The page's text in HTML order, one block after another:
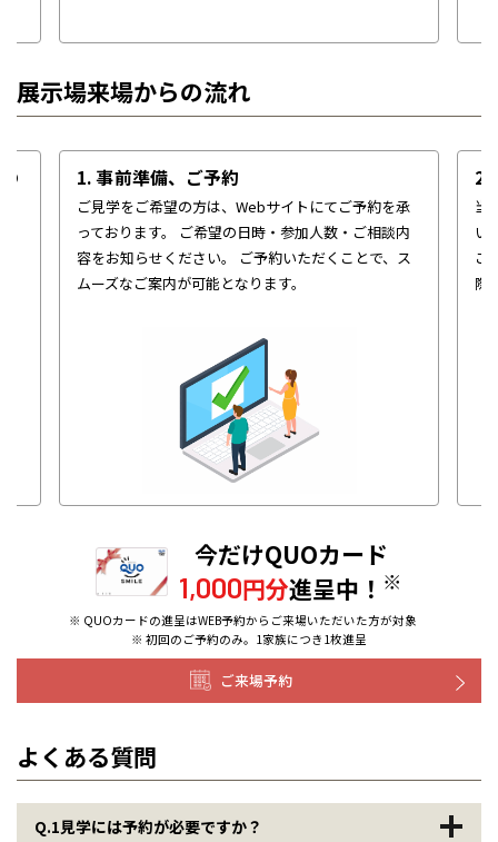
展示場来場からの流れ
1. 事前準備、ご予約
ご見学をご希望の方は、Webサイトにてご予約を承
っております。
ご希望の日時・参加人数・ご相談内
容をお知らせください。
ご予約いただくことで、ス
ムーズなご案内が可能となります。
2.
当
い
こ
際
今だけQUOカード
1,000円分進呈中！ ※
※ QUOカードの進呈はWEB予約からご来場いただいた方が対象
※ 初回のご予約のみ。1家族につき1枚進呈
ご来場予約
よくある質問
Q.1見学には予約が必要ですか？